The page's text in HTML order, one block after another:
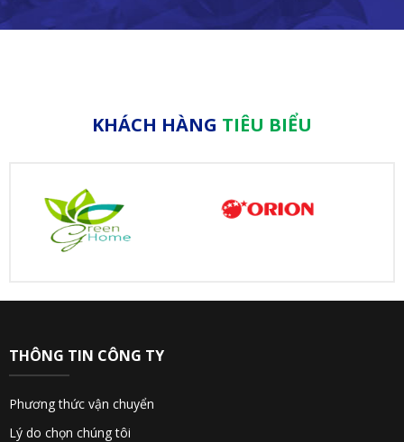
KHÁCH HÀNG TIÊU BIỂU
THÔNG TIN CÔNG TY
Phương thức vận chuyển
Lý do chọn chúng tôi